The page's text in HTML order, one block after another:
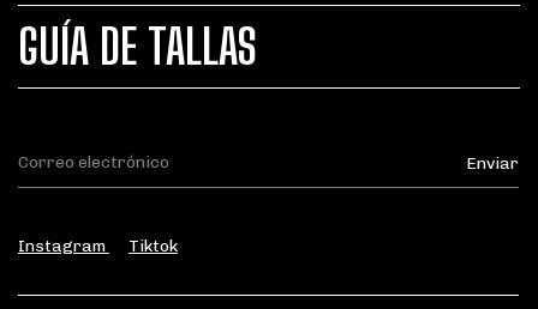
GUÍA DE TALLAS
Instagram Tiktok